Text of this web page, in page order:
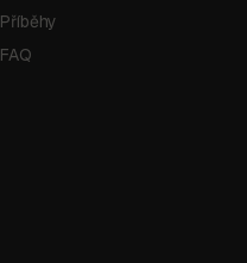
Příběhy
FAQ